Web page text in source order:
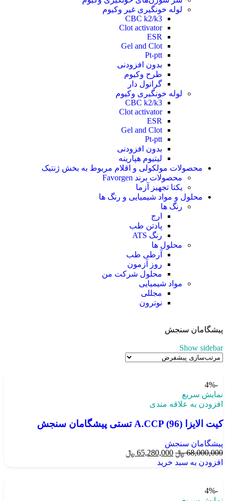
لوله خونگیری غیر وکیوم
CBC k2/k3
Clot activator
ESR
Gel and Clot
Pt-ptt
بدون افزودنی
طرح وکیوم
گرانول دار
لوله خونگیری وکیوم
CBC k2/k3
Clot activator
ESR
Gel and Clot
Pt-ptt
بدون افزودنی
لیتیوم هپارینه
محصولات مولکولی و اقلام مربوط به بخش ژنتیک
محصولات برند Favorgen
یکتا تجهیز آزما
محلول و مواد شیمیایی و رنگ ها
رنگ ها
ارج
پادتن طب
رنگ ATS
محلول ها
آرطی طب
روز آزمون
محلول شرکت من
مواد شیمیایی
مجللی
نوترون
پیشگامان سنجش
Show sidebar
-4%
نمایش سریع
افزودن به علاقه مندی
کیت الایزا A.CCP (96) تستی پیشگامان سنجش
پیشگامان سنجش
68,000,000 ﷼ 65,280,000 ﷼
افزودن به سبد خرید
-4%